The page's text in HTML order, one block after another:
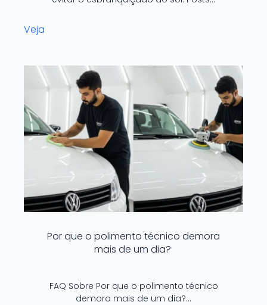
Veja
Por que o polimento técnico demora
mais de um dia?
FAQ Sobre Por que o polimento técnico
demora mais de um dia?…